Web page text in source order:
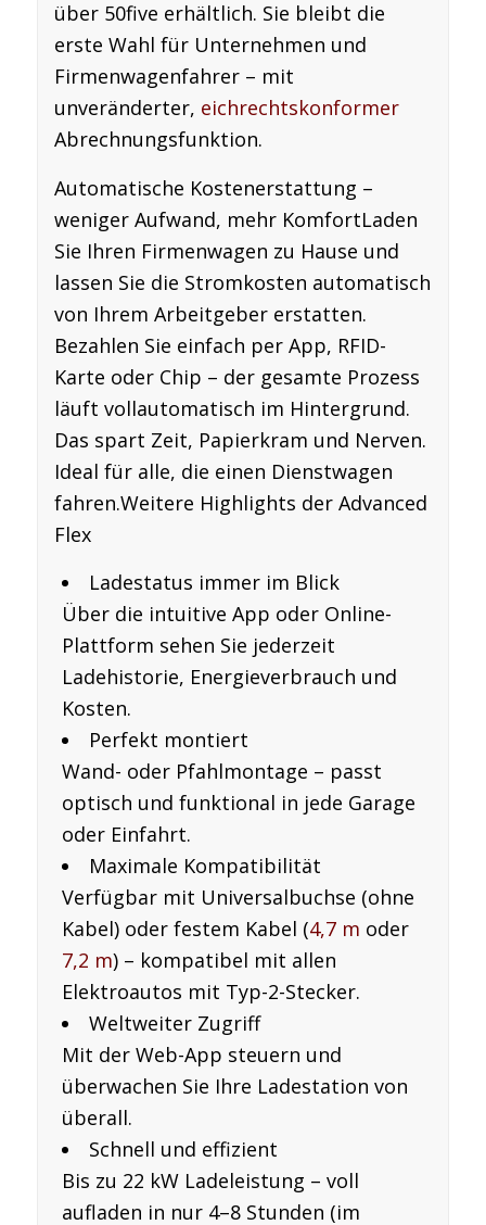
über 50five erhältlich. Sie bleibt die
erste Wahl für Unternehmen und
Firmenwagenfahrer – mit
unveränderter, eichrechtskonformer
Abrechnungsfunktion.
Automatische Kostenerstattung –
weniger Aufwand, mehr KomfortLaden
Sie Ihren Firmenwagen zu Hause und
lassen Sie die Stromkosten automatisch
von Ihrem Arbeitgeber erstatten.
Bezahlen Sie einfach per App, RFID-
Karte oder Chip – der gesamte Prozess
läuft vollautomatisch im Hintergrund.
Das spart Zeit, Papierkram und Nerven.
Ideal für alle, die einen Dienstwagen
fahren.Weitere Highlights der Advanced
Flex
Ladestatus immer im Blick
Über die intuitive App oder Online-
Plattform sehen Sie jederzeit
Ladehistorie, Energieverbrauch und
Kosten.
Perfekt montiert
Wand- oder Pfahlmontage – passt
optisch und funktional in jede Garage
oder Einfahrt.
Maximale Kompatibilität
Verfügbar mit Universalbuchse (ohne
Kabel) oder festem Kabel (4,7 m oder
7,2 m) – kompatibel mit allen
Elektroautos mit Typ-2-Stecker.
Weltweiter Zugriff
Mit der Web-App steuern und
überwachen Sie Ihre Ladestation von
überall.
Schnell und effizient
Bis zu 22 kWLadeleistung – voll
aufladen in nur 4–8 Stunden (im